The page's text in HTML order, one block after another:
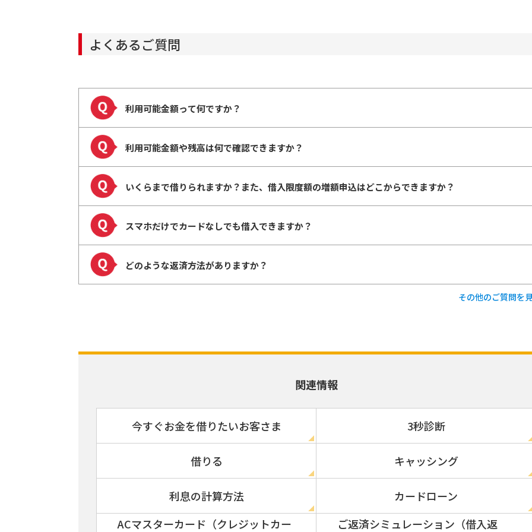
よくあるご質問
利用可能金額って何ですか？
利用可能金額や残高は何で確認できますか？
いくらまで借りられますか？また、借入限度額の増額申込はどこからできますか？
スマホだけでカードなしでも借入できますか？
どのような返済方法がありますか？
その他のご質問を
関連情報
今すぐお金を借りたいお客さま 3秒診断
借りる キャッシング
利息の計算方法
カードローン
ACマスターカード（クレジットカー
ご返済シミュレーション（借入返